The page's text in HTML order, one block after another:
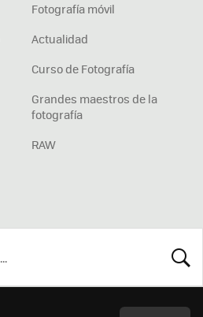
Fotografía móvil
Actualidad
Curso de Fotografía
Grandes maestros de la
fotografía
RAW